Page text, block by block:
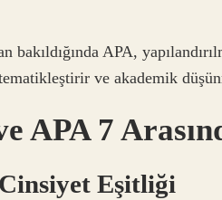
bakıldığında APA,
ve akademik
APA 7
Eşitliği